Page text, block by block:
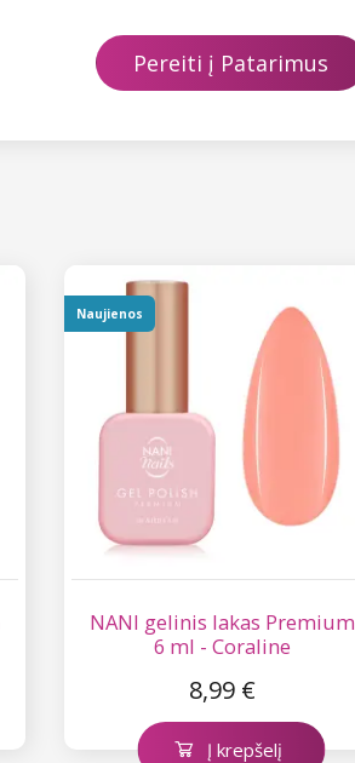
Pereiti į Patarimus
NANI gelinis lakas Premium
6 ml - Coraline
8,99 €
Naujienos
Į krepšelį